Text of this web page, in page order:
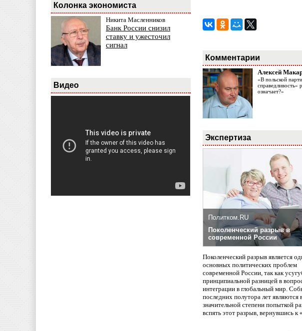
Колонка экономиста
Никита Масленников
Банк России снизил
ставку и ужесточил
сигнал
Видео
Комментарии
Алексей
«В польской
справедливость»
означает?»
Экспертиза
Политком.RU
Поколенческий разрыв в
современной России
Поколенческий разрыв является
основных политических проблем
современной России, так как
принципиальной разницей в
интеграции в глобальный мир.
последних полутора лет являются
значительной степени попыткой
вспять этот разрыв, вернувшись к